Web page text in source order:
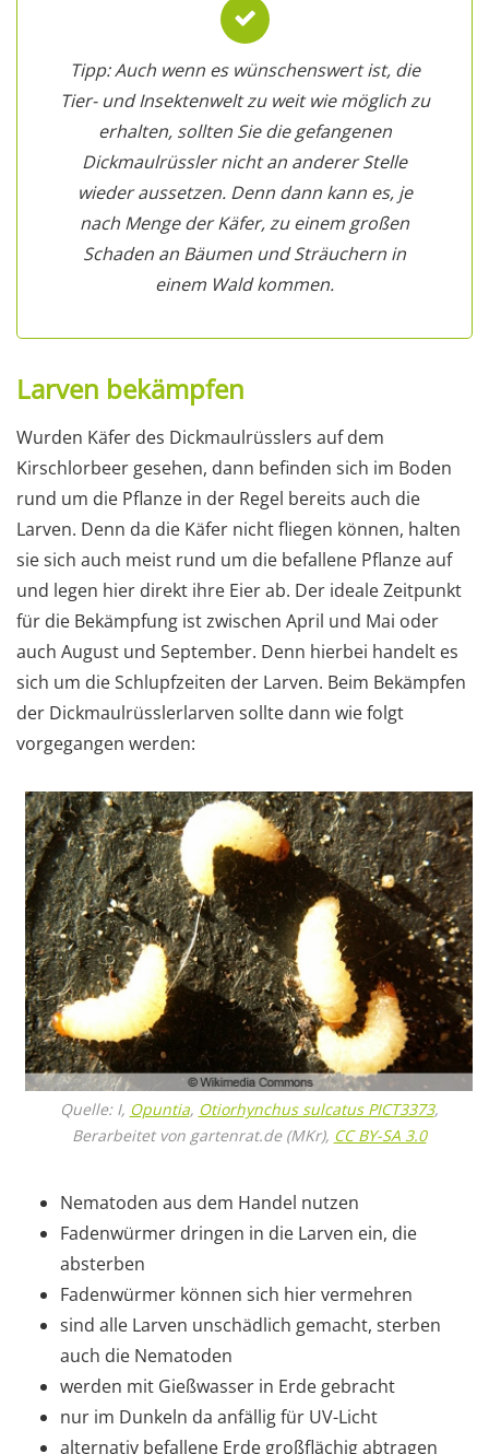
Tipp: Auch wenn es wünschenswert ist, die
Tier- und Insektenwelt zu weit wie möglich zu
erhalten, sollten Sie die gefangenen
Dickmaulrüssler nicht an anderer Stelle
wieder aussetzen. Denn dann kann es, je
nach Menge der Käfer, zu einem großen
Schaden an Bäumen und Sträuchern in
einem Wald kommen.
Larven bekämpfen
Wurden Käfer des Dickmaulrüsslers auf dem
Kirschlorbeer gesehen, dann befinden sich im Boden
rund um die Pflanze in der Regel bereits auch die
Larven. Denn da die Käfer nicht fliegen können, halten
sie sich auch meist rund um die befallene Pflanze auf
und legen hier direkt ihre Eier ab. Der ideale Zeitpunkt
für die Bekämpfung ist zwischen April und Mai oder
auch August und September. Denn hierbei handelt es
sich um die Schlupfzeiten der Larven. Beim Bekämpfen
der Dickmaulrüsslerlarven sollte dann wie folgt
vorgegangen werden:
Quelle: I, Opuntia, Otiorhynchus sulcatus PICT3373,
Berarbeitet von gartenrat.de (MKr), CC BY-SA 3.0
Nematoden aus dem Handel nutzen
Fadenwürmer dringen in die Larven ein, die
absterben
Fadenwürmer können sich hier vermehren
sind alle Larven unschädlich gemacht, sterben
auch die Nematoden
werden mit Gießwasser in Erde gebracht
nur im Dunkeln da anfällig für UV-Licht
alternativ befallene Erde großflächig abtragen